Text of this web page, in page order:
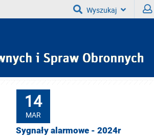
Wyszukaj
14
MAR
Sygnały alarmowe - 2024r